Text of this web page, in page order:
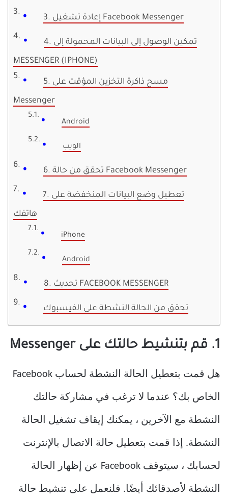
3. إعادة تشغيل Facebook Messenger
4. تمكين الوصول إلى البيانات المحمولة إلى
MESSENGER (IPHONE)
5. مسح ذاكرة التخزين المؤقت على
Messenger
Android
الويب
6. تحقق من حالة Facebook Messenger
7. تعطيل وضع البيانات المنخفضة على
هاتفك
iPhone
Android
8. تحديث FACEBOOK MESSENGER
تحقق من الحالة النشطة على الفيسبوك
1. قم بتنشيط حالتك على Messenger
هل قمت بتعطيل الحالة النشطة لحساب Facebook
الخاص بك؟ عندما لا ترغب في مشاركة حالتك
النشطة مع الآخرين ، يمكنك إيقاف تشغيل الحالة
النشطة. إذا قمت بتعطيل حالة الاتصال بالإنترنت
لحسابك ، سيتوقف Facebook عن إظهار الحالة
النشطة لأصدقائك أيضًا. فلنعمل على تنشيط حالة